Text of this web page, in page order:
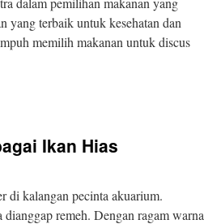
yang terbaik untuk kesehatan dan
memilih makanan untuk discus
Ikan Hias
di kalangan pecinta akuarium.
remeh. Dengan ragam warna